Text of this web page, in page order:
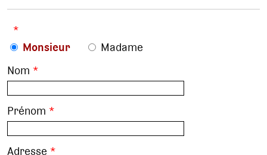
*
Monsieur
Madame
Nom *
Prénom *
Adresse *